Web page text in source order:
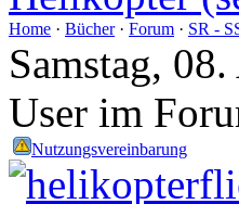
Home · Bücher· Forum · SR -
Samstag,
User im
Nutzungsvereinbarung